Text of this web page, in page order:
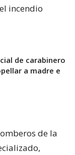
incendio
de carabinero
a madre e
de la